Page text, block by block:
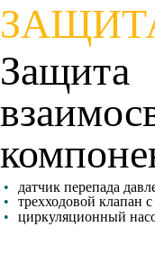
•
датчик перепада
•
трехходовой клапан
•
циркуляционный